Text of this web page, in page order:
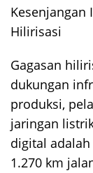
Kesenjangan
Hilirisasi
Gagasan
dukungan
produksi,
jaringan
digital
1.270 km